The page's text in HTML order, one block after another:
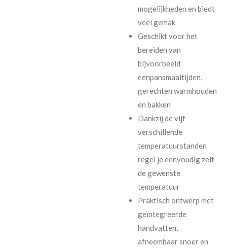
mogelijkheden en biedt
veel gemak
Geschikt voor het
bereiden van
bijvoorbeeld
eenpansmaaltijden,
gerechten warmhouden
en bakken
Dankzij de vijf
verschillende
temperatuurstanden
regel je eenvoudig zelf
de gewenste
temperatuur
Praktisch ontwerp met
geïntegreerde
handvatten,
afneembaar snoer en